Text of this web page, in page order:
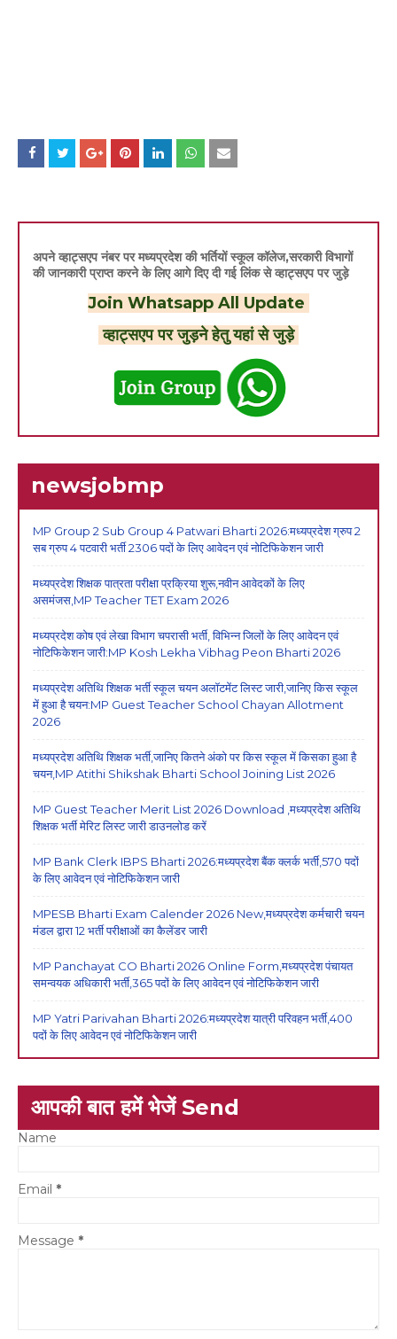
अपने व्हाट्सएप नंबर पर मध्यप्रदेश की भर्तियों स्कूल कॉलेज,सरकारी विभागों
की जानकारी प्राप्त करने के लिए आगे दिए दी गई लिंक से व्हाट्सएप पर जुड़े
Join Whatsapp All Update
व्हाट्सएप पर जुड़ने हेतु यहां से जुड़े
newsjobmp
MP Group 2 Sub Group 4 Patwari Bharti 2026:मध्यप्रदेश ग्रुप 2
सब ग्रुप 4 पटवारी भर्ती 2306 पदों के लिए आवेदन एवं नोटिफिकेशन जारी
मध्यप्रदेश शिक्षक पात्रता परीक्षा प्रक्रिया शुरू,नवीन आवेदकों के लिए
असमंजस,MP Teacher TET Exam 2026
मध्यप्रदेश कोष एवं लेखा विभाग चपरासी भर्ती, विभिन्न जिलों के लिए आवेदन एवं
नोटिफिकेशन जारी:MP Kosh Lekha Vibhag Peon Bharti 2026
मध्यप्रदेश अतिथि शिक्षक भर्ती स्कूल चयन अलॉटमेंट लिस्ट जारी,जानिए किस स्कूल
में हुआ है चयन:MP Guest Teacher School Chayan Allotment
2026
मध्यप्रदेश अतिथि शिक्षक भर्ती,जानिए कितने अंको पर किस स्कूल में किसका हुआ है
चयन,MP Atithi Shikshak Bharti School Joining List 2026
MP Guest Teacher Merit List 2026 Download ,मध्यप्रदेश अतिथि
शिक्षक भर्ती मेरिट लिस्ट जारी डाउनलोड करें
MP Bank Clerk IBPS Bharti 2026:मध्यप्रदेश बैंक क्लर्क भर्ती,570 पदों
के लिए आवेदन एवं नोटिफिकेशन जारी
MPESB Bharti Exam Calender 2026 New,मध्यप्रदेश कर्मचारी चयन
मंडल द्वारा 12 भर्ती परीक्षाओं का कैलेंडर जारी
MP Panchayat CO Bharti 2026 Online Form,मध्यप्रदेश पंचायत
समन्वयक अधिकारी भर्ती,365 पदों के लिए आवेदन एवं नोटिफिकेशन जारी
MP Yatri Parivahan Bharti 2026:मध्यप्रदेश यात्री परिवहन भर्ती,400
पदों के लिए आवेदन एवं नोटिफिकेशन जारी
आपकी बात हमें भेजें Send
Name
Email *
Message *